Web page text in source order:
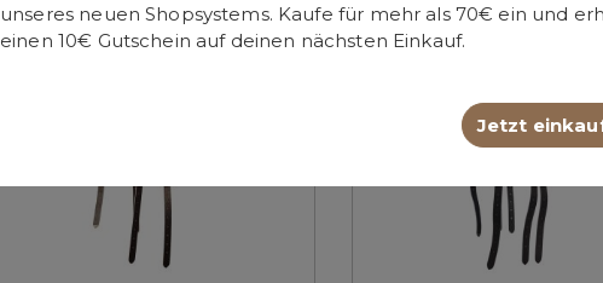
unseres neuen Shopsystems. Kaufe für mehr als 70€ ein und
einen 10€ Gutschein auf deinen nächsten Einkauf.
Jetzt